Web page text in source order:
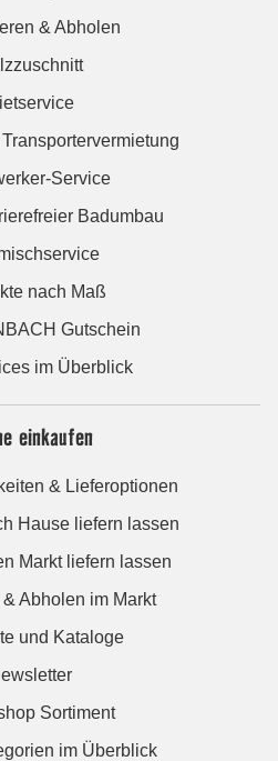
& Abholen
Service
Badumbau
nach Maß
Gutschein
im Überblick
einkaufen
& Lieferoptionen
Hause liefern lassen
Markt liefern lassen
Abholen im Markt
und Kataloge
Sortiment
im Überblick